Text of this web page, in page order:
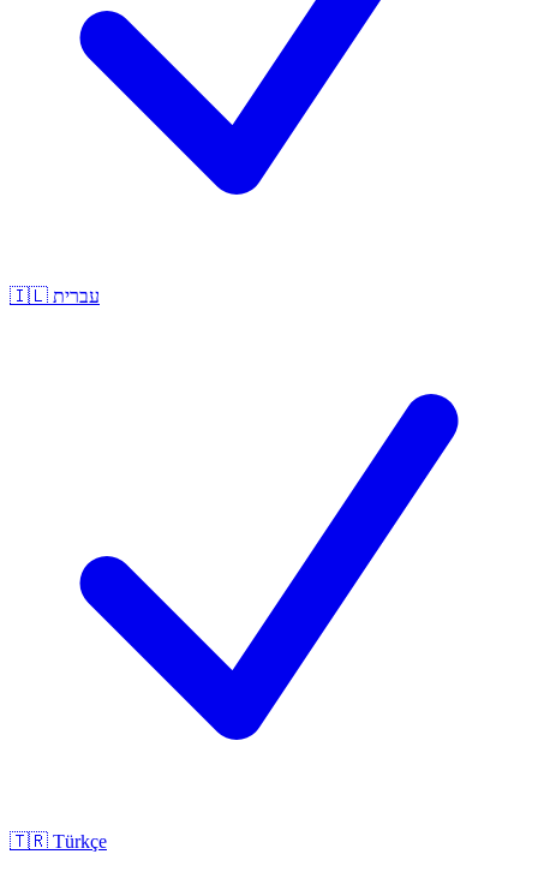
🇮🇱 עברית
🇹🇷 Türkçe